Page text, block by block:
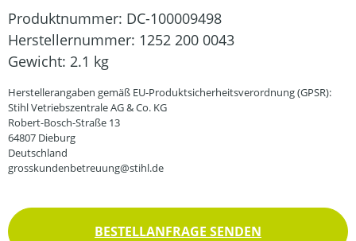
Produktnummer: DC-100009498
Herstellernummer: 1252 200 0043
Gewicht: 2.1 kg
Herstellerangaben gemäß EU-Produktsicherheitsverordnung (GPSR):
Stihl Vetriebszentrale AG & Co. KG
Robert-Bosch-Straße 13
64807 Dieburg
Deutschland
grosskundenbetreuung@stihl.de
BESTELLANFRAGE SENDEN